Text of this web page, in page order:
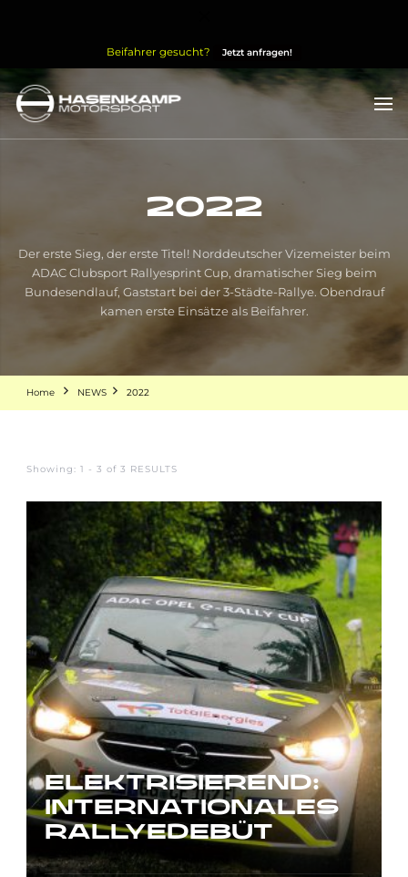
Beifahrer gesucht? Jetzt anfragen!
HASENKAMP MOTORSPORT
Leon Hasenkamp
2022
Der erste Sieg, der erste Titel! Norddeutscher Vizemeister beim
ADAC Clubsport Rallyesprint Cup, dramatischer Sieg beim
Bundesendlauf, Gaststart bei der 3-Städte-Rallye. Obendrauf
kamen erste Einsätze als Beifahrer.
Home NEWS 2022
Showing: 1 - 3 of 3 RESULTS
ELEKTRISIEREND:
INTERNATIONALES
RALLYEDEBÜT